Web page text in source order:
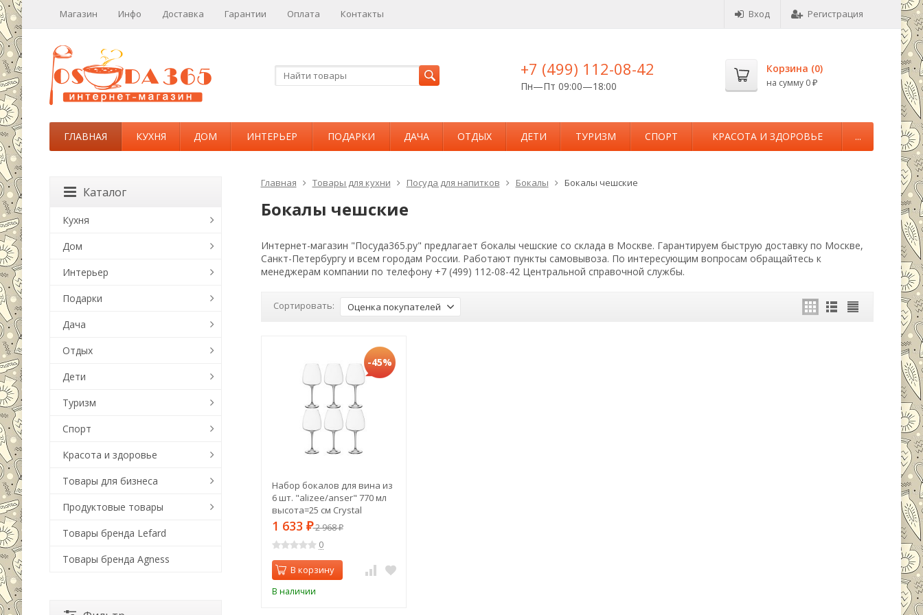
Магазин Инфо Доставка Гарантии Оплата Контакты Вход Регистрация
+7 (499) 112-08-42
Пн—Пт 09:00—18:00
Корзина (0)
на сумму 0 ₽
ГЛАВНАЯ КУХНЯ ДОМ ИНТЕРЬЕР ПОДАРКИ ДАЧА ОТДЫХ ДЕТИ ТУРИЗМ СПОРТ КРАСОТА И ЗДОРОВЬЕ ...
Главная Товары для кухни Посуда для напитков Бокалы Бокалы чешские
Бокалы чешские
Интернет-магазин "Посуда365.ру" предлагает бокалы чешские со склада в Москве. Гарантируем быструю доставку по Москве,
Санкт-Петербургу и всем городам России. Работают пункты самовывоза. По интересующим вопросам обращайтесь к
менеджерам компании по телефону +7 (499) 112-08-42 Центральной справочной службы.
Сортировать: Оценка покупателей
-45%
Набор бокалов для вина из
6 шт. "alizee/anser" 770 мл
высота=25 см Crystal
Bohemia (669-191)
1 633 ₽2 968₽
0
В корзину
В наличии
Каталог
Кухня
Дом
Интерьер
Подарки
Дача
Отдых
Дети
Туризм
Спорт
Красота и здоровье
Товары для бизнеса
Продуктовые товары
Товары бренда Lefard
Товары бренда Agness